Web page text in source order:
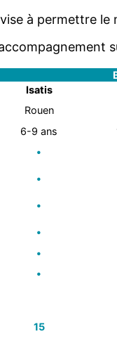
à permettre
Isatis
Rouen
6-9 ans
•
•
•
•
•
•
15